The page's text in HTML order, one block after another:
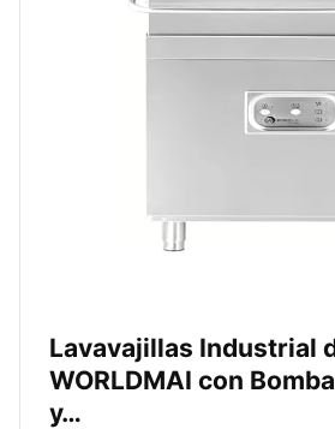
Lavavajillas Industrial
WORLDMAI con
y…